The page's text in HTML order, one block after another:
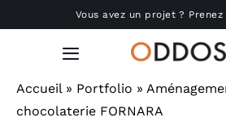
au
Vous avez un projet ?
Toggle
Navigation
Accueil» Portfolio »
chocolaterie FORNARA